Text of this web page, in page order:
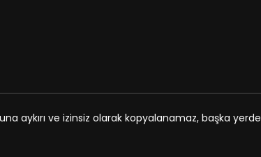
aykırı ve izinsiz olarak kopyalanamaz, başka yerde